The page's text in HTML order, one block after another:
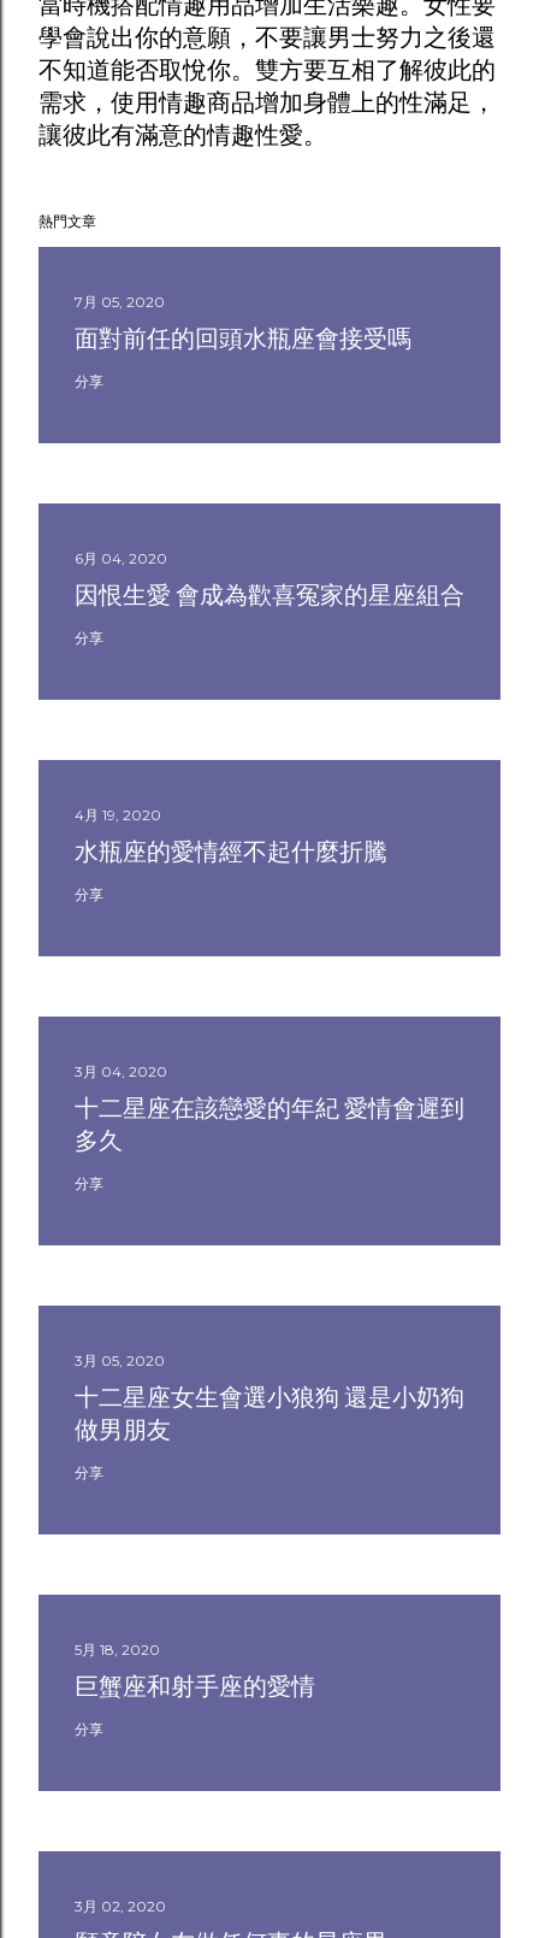
學會說出你的意願，不要讓男士努力之後還
不知道能否取悅你。雙方要互相了解彼此的
需求，使用情趣商品增加身體上的性滿足，
讓彼此有滿意的情趣性愛。
熱門文章
7月 05, 2020
面對前任的回頭水瓶座會接受嗎
分享
6月 04, 2020
因恨生愛 會成為歡喜冤家的星座組合
分享
4月 19, 2020
水瓶座的愛情經不起什麼折騰
分享
3月 04, 2020
十二星座在該戀愛的年紀 愛情會遲到
多久
分享
3月 05, 2020
十二星座女生會選小狼狗 還是小奶狗
做男朋友
分享
5月 18, 2020
巨蟹座和射手座的愛情
分享
3月 02, 2020